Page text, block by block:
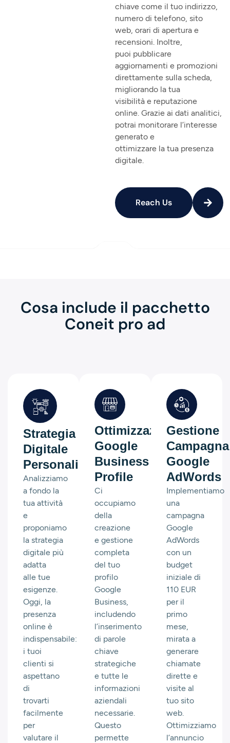
chiave come il tuo indirizzo,
numero di telefono, sito
web, orari di apertura e
recensioni. Inoltre,
puoi pubblicare
aggiornamenti e promozioni
direttamente sulla scheda,
migliorando la tua
visibilità e reputazione
online. Grazie ai dati analitici,
potrai monitorare l’interesse
generato e
ottimizzare la tua presenza
digitale.
Reach Us
Cosa include il pacchetto
Coneit pro ad
Strategia
Digitale
Personalizzata
Analizziamo
a fondo la
tua attività
e
proponiamo
la strategia
digitale più
adatta
alle tue
esigenze.
Oggi, la
presenza
online è
indispensabile:
i tuoi
clienti si
aspettano
di
trovarti
facilmente
per
valutare il
Ottimizzazione
Google
Business
Profile
Ci
occupiamo
della
creazione
e gestione
completa
del tuo
profilo
Google
Business,
includendo
l’inserimento
di parole
chiave
strategiche
e tutte le
informazioni
aziendali
necessarie.
Questo
permette
Gestione
Campagna
Google
AdWords
Implementiamo
una
campagna
Google
AdWords
con un
budget
iniziale di
110 EUR
per il
primo
mese,
mirata a
generare
chiamate
dirette e
visite al
tuo sito
web.
Ottimizziamo
l’annuncio